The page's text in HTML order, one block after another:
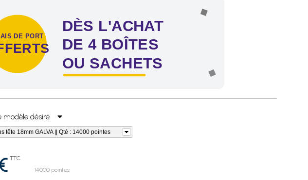
DE PORT
DÈS L'ACHAT
DE 4 BOÎTES
OU SACHETS
!
modèle désiré
tête 18mm GALVA || Qté : 14000 pointes
TTC
14000 pointes